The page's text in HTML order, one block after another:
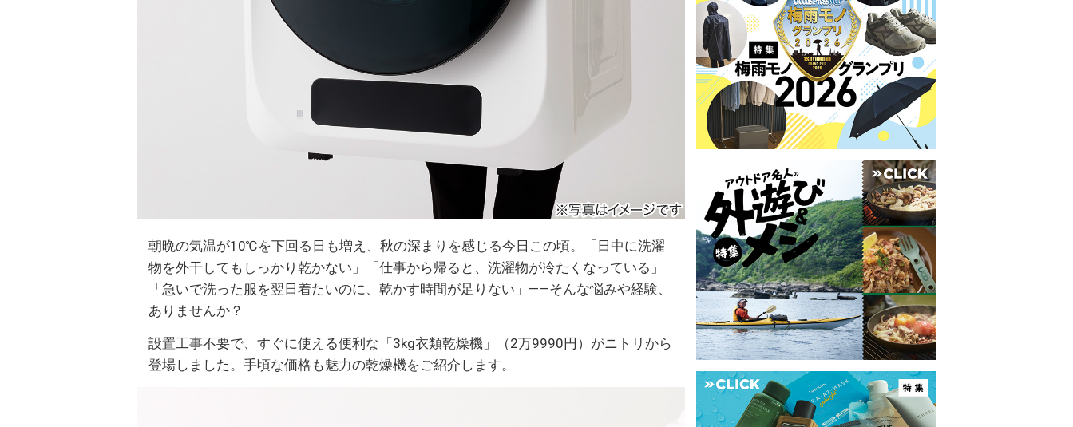
朝晩の気温が10℃を下回る日も増え、秋の深まりを感じる今日この頃。「日中に洗濯
物を外干してもしっかり乾かない」「仕事から帰ると、洗濯物が冷たくなっている」
「急いで洗った服を翌日着たいのに、乾かす時間が足りない」——そんな悩みや経験、
ありませんか？
設置工事不要で、すぐに使える便利な「3kg衣類乾燥機」（2万9990円）がニトリから
登場しました。手頃な価格も魅力の乾燥機をご紹介します。